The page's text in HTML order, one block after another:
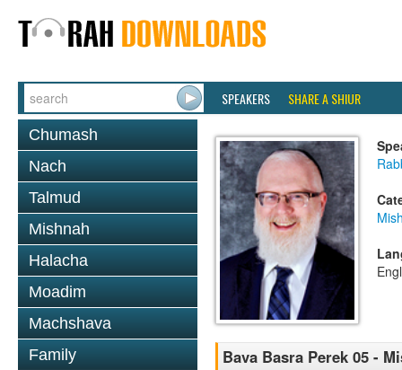
SPEAKERS SHARE A SHIUR
Chumash
Nach
Talmud
Mishnah
Halacha
Moadim
Machshava
Family
Bava Basra Perek 05 -